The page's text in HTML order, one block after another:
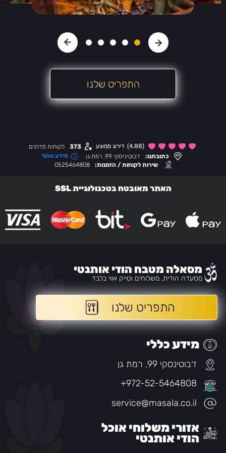
התפריט שלנו
מידע נוסף כתובתנו:
ז׳בוטיניסקי 99, רמת גן
שירות לקוחות / הזמנות:
0525464808
373 לקוחות מדרגים (4.88) דירוג ממוצע
האתר מאובטח בטכנולוגיית SSL
מסאלה מטבח הודי אותנטי
מסעדה הודית, משלוחים וטייק אווי בלבד
התפריט שלנו
מידע כללי
ז׳בוטינסקי 99, רמת גן
+972-52-5464808
service@masala.co.il
אזורי משלוחי אוכל
הודי אותנטי